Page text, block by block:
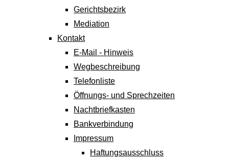
Gerichtsbezirk
Mediation
Kontakt
E-Mail - Hinweis
Wegbeschreibung
Telefonliste
Öffnungs- und Sprechzeiten
Nachtbriefkasten
Bankverbindung
Impressum
Haftungsausschluss